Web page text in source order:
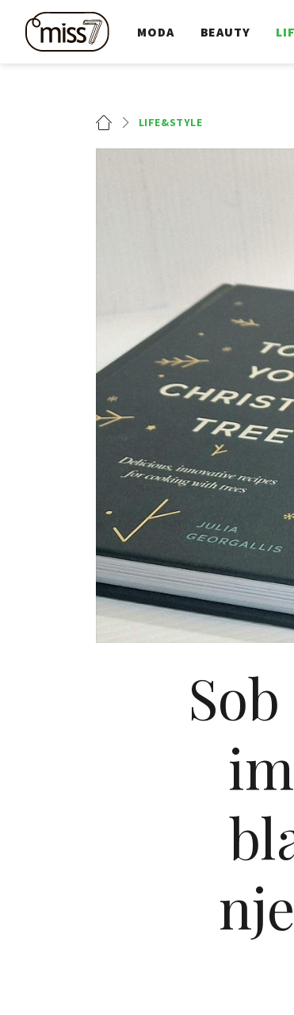
MODA BEAUTY
LIFE&STYLE